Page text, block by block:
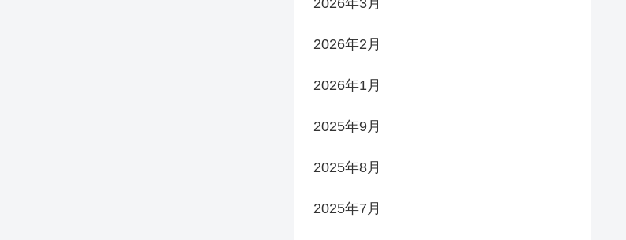
2026年2月
2026年1月
2025年9月
2025年8月
2025年7月